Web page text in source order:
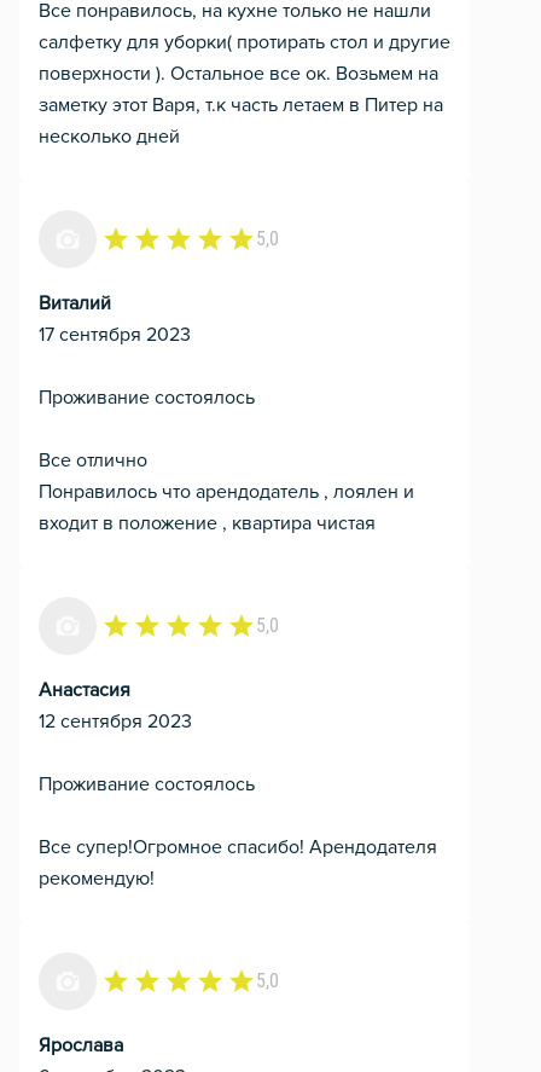
Все понравилось, на кухне только не нашли
салфетку для уборки( протирать стол и другие
поверхности ). Остальное все ок. Возьмем на
заметку этот Варя, т.к часть летаем в Питер на
несколько дней
5,0
Виталий
17 сентября 2023
Проживание состоялось
Все отлично
Понравилось что арендодатель , лоялен и
входит в положение , квартира чистая
5,0
Анастасия
12 сентября 2023
Проживание состоялось
Все супер!Огромное спасибо! Арендодателя
рекомендую!
5,0
Ярослава